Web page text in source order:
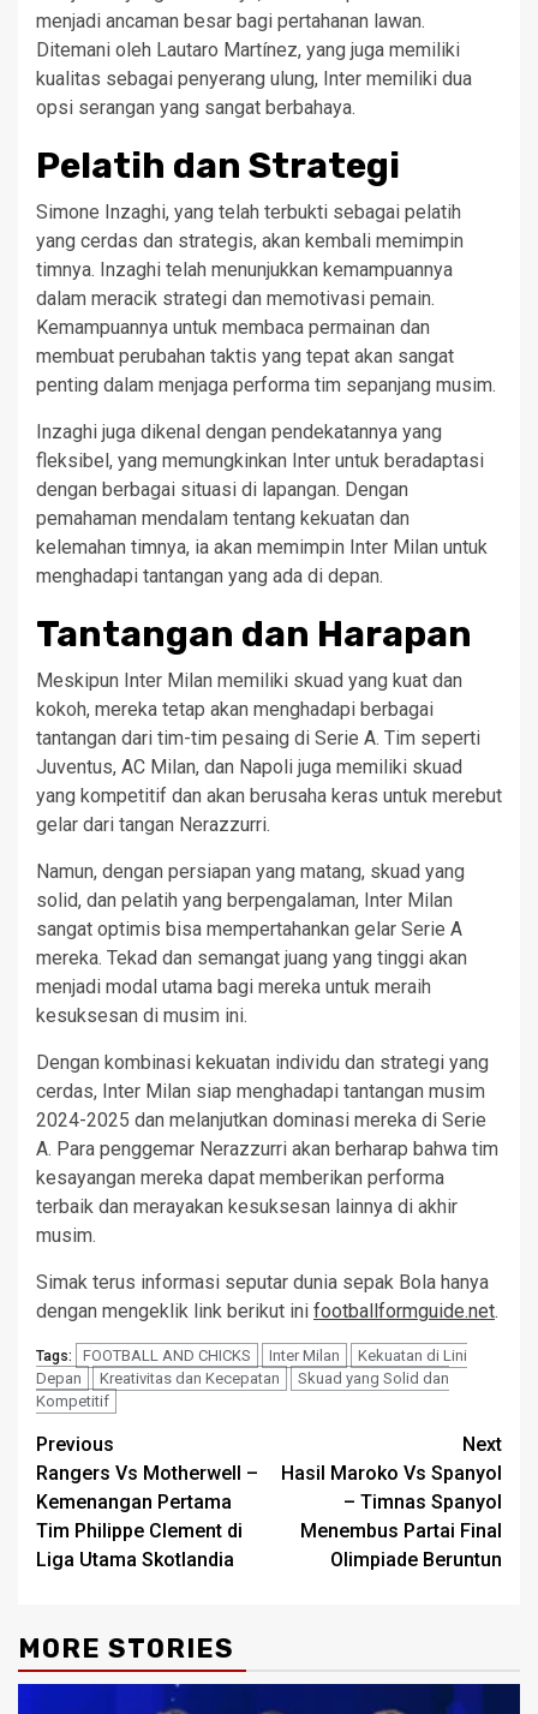
menjadi ancaman besar bagi pertahanan lawan.
Ditemani oleh Lautaro Martínez, yang juga memiliki
kualitas sebagai penyerang ulung, Inter memiliki dua
opsi serangan yang sangat berbahaya.
Pelatih dan Strategi
Simone Inzaghi, yang telah terbukti sebagai pelatih
yang cerdas dan strategis, akan kembali memimpin
timnya. Inzaghi telah menunjukkan kemampuannya
dalam meracik strategi dan memotivasi pemain.
Kemampuannya untuk membaca permainan dan
membuat perubahan taktis yang tepat akan sangat
penting dalam menjaga performa tim sepanjang musim.
Inzaghi juga dikenal dengan pendekatannya yang
fleksibel, yang memungkinkan Inter untuk beradaptasi
dengan berbagai situasi di lapangan. Dengan
pemahaman mendalam tentang kekuatan dan
kelemahan timnya, ia akan memimpin Inter Milan untuk
menghadapi tantangan yang ada di depan.
Tantangan dan Harapan
Meskipun Inter Milan memiliki skuad yang kuat dan
kokoh, mereka tetap akan menghadapi berbagai
tantangan dari tim-tim pesaing di Serie A. Tim seperti
Juventus, AC Milan, dan Napoli juga memiliki skuad
yang kompetitif dan akan berusaha keras untuk merebut
gelar dari tangan Nerazzurri.
Namun, dengan persiapan yang matang, skuad yang
solid, dan pelatih yang berpengalaman, Inter Milan
sangat optimis bisa mempertahankan gelar Serie A
mereka. Tekad dan semangat juang yang tinggi akan
menjadi modal utama bagi mereka untuk meraih
kesuksesan di musim ini.
Dengan kombinasi kekuatan individu dan strategi yang
cerdas, Inter Milan siap menghadapi tantangan musim
2024-2025 dan melanjutkan dominasi mereka di Serie
A. Para penggemar Nerazzurri akan berharap bahwa tim
kesayangan mereka dapat memberikan performa
terbaik dan merayakan kesuksesan lainnya di akhir
musim.
Simak terus informasi seputar dunia sepak Bola hanya
dengan mengeklik link berikut ini footballformguide.net.
Tags: FOOTBALL AND CHICKS Inter Milan
Kekuatan di Lini
Depan
Kreativitas dan Kecepatan
Skuad yang Solid dan
Kompetitif
Post
navigation
Previous
Rangers Vs Motherwell –
Kemenangan Pertama
Tim Philippe Clement di
Liga Utama Skotlandia
Next
Hasil Maroko Vs Spanyol
– Timnas Spanyol
Menembus Partai Final
Olimpiade Beruntun
MORE STORIES